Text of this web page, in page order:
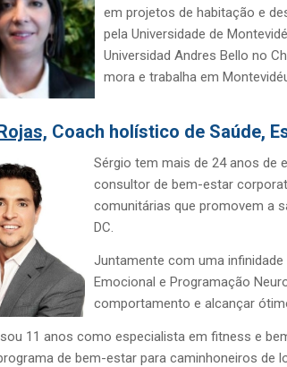
em projetos de habitação e
pela Universidade de
Universidad Andres Bello no
mora e trabalha em
Coach holístico de Saúde,
Sérgio tem mais de 24 anos de
consultor de bem-estar
comunitárias que promovem a
DC.
Juntamente com uma
Emocional e Programação
comportamento e alcançar
11 anos como especialista em fitness e
de bem-estar para caminhoneiros de